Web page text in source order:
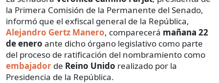
la Primera Comisión de la Permanente del Senado,
informó que el exfiscal general de la República,
Alejandro Gertz Manero, comparecerá mañana 22
de enero ante dicho órgano legislativo como parte
del proceso de ratificación del nombramiento como
embajador de Reino Unido realizado por la
Presidencia de la República.